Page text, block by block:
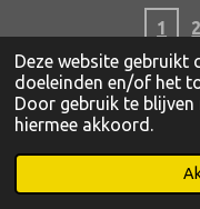
Deze website gebruikt
doeleinden en/of het
Door gebruik te
hiermee akkoord.
1 2